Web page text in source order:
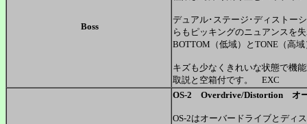
Boss
デュアル･ステージ･ディストー
らもピッキングのニュアンスを
BOTTOM（低域）とTONE（高
キズも少なくきれいな状態で機
取説と空箱付です。 EXC
OS-2 Overdrive/Distortion オ
OS-2はオーバードライブとディ